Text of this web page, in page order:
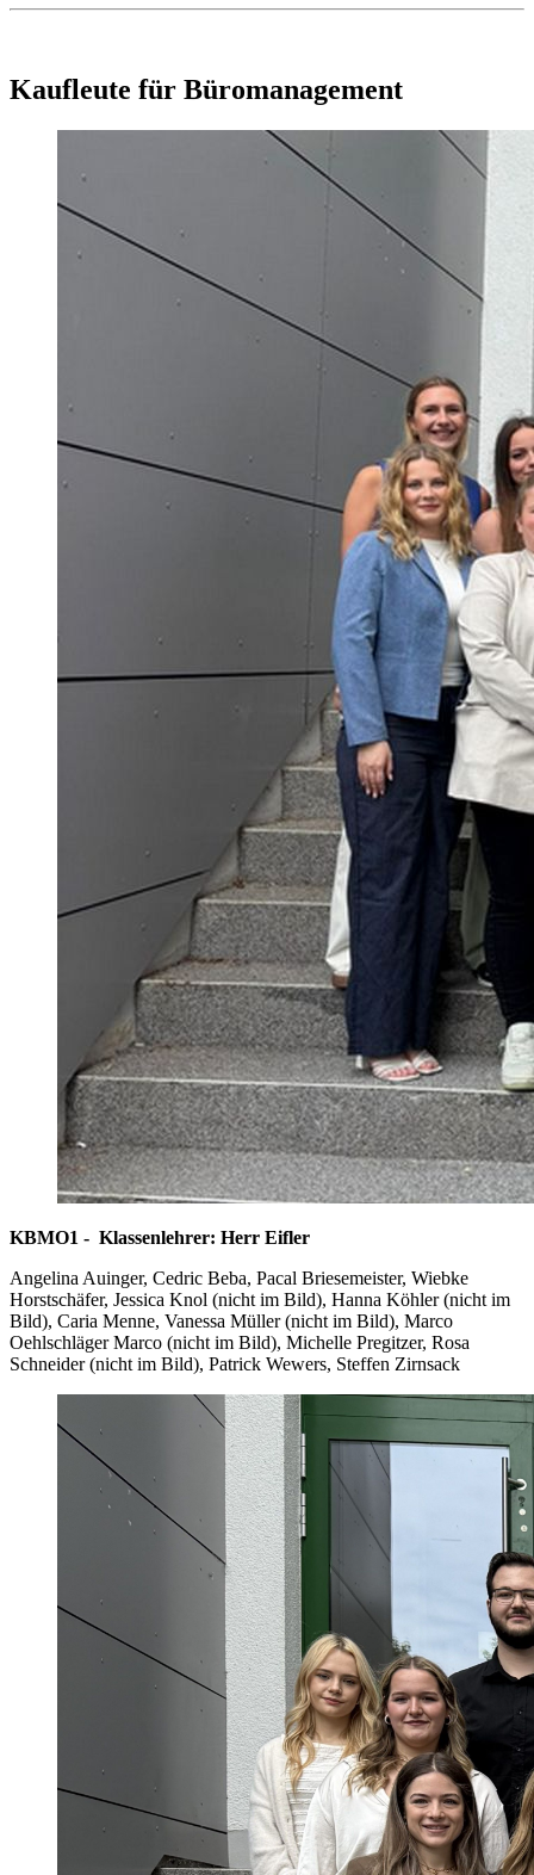
Kaufleute für Büromanagement
KBMO1 - Klassenlehrer: Herr Eifler
Angelina Auinger, Cedric Beba, Pacal Briesemeister, Wiebke
Horstschäfer, Jessica Knol (nicht im Bild), Hanna Köhler (nicht im
Bild), Caria Menne, Vanessa Müller (nicht im Bild), Marco
Oehlschläger Marco (nicht im Bild), Michelle Pregitzer, Rosa
Schneider (nicht im Bild), Patrick Wewers, Steffen Zirnsack